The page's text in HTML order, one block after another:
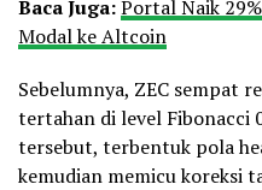
Baca Juga:Portal Naik
Modal ke Altcoin
Sebelumnya, ZEC sempat
tertahan di level Fibonacci
tersebut, terbentuk pola
kemudian memicu koreksi